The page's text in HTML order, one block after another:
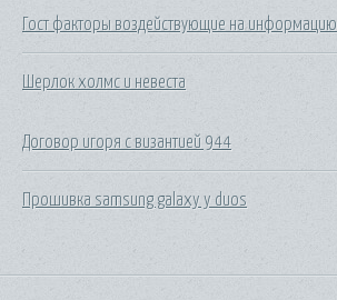
Гост факторы воздействующие на информацию
Шерлок холмс и невеста
Договор игоря с византией 944
Прошивка samsung galaxy y duos